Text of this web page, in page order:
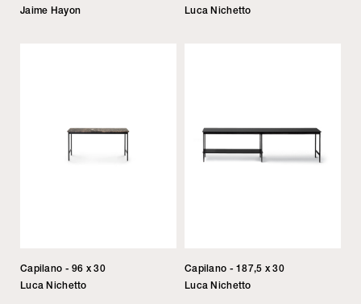
Jaime Hayon Luca Nichetto
Capilano - 96 x 30
Luca Nichetto
Capilano - 187,5 x 30
Luca Nichetto